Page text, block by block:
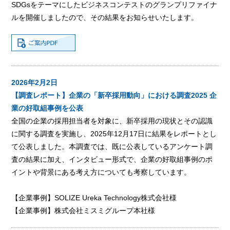
SDGsをテーマにしたビジネスコンテストのグランプリファイナ
ルを開催しましたので、その結果をお知らせいたします。
2026年2月2日
【調査レポート】企業の「新卒採用動向」における調査2025 企
業の好取組事例を公表
全国の企業の採用担当者を対象に、新卒採用の現状とその認識
に関する調査を実施し、2025年12月17日に結果をレポートとし
て公表しました。本調査では、既に公表しているアンケート調
査の結果に加え、インタビュー形式で、企業の好取組事例のポ
イントや背景にある考え方についても考察しています。
【企業事例】SOLIZE Ureka Technology株式会社様
【企業事例】株式会社ミスミグループ本社様